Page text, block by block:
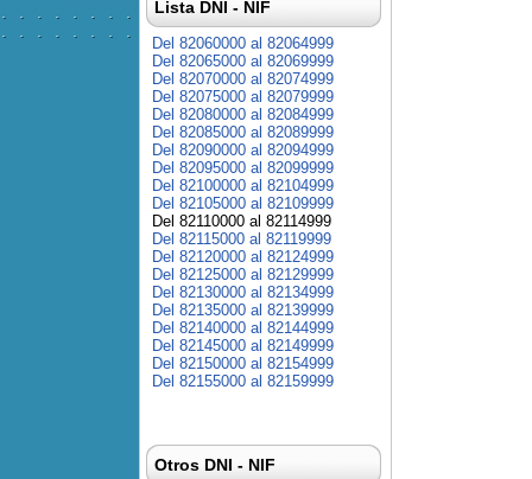
Lista DNI - NIF
Del 82060000 al 82064999
Del 82065000 al 82069999
Del 82070000 al 82074999
Del 82075000 al 82079999
Del 82080000 al 82084999
Del 82085000 al 82089999
Del 82090000 al 82094999
Del 82095000 al 82099999
Del 82100000 al 82104999
Del 82105000 al 82109999
Del 82110000 al 82114999
Del 82115000 al 82119999
Del 82120000 al 82124999
Del 82125000 al 82129999
Del 82130000 al 82134999
Del 82135000 al 82139999
Del 82140000 al 82144999
Del 82145000 al 82149999
Del 82150000 al 82154999
Del 82155000 al 82159999
Otros DNI - NIF